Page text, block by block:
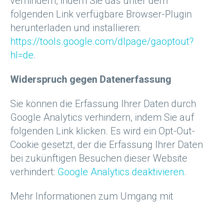
folgenden Link verfügbare Browser-Plugin
herunterladen und installieren:
https://tools.google.com/dlpage/gaoptout?
hl=de.
Widerspruch gegen Datenerfassung
Sie können die Erfassung Ihrer Daten durch
Google Analytics verhindern, indem Sie auf
folgenden Link klicken. Es wird ein Opt-Out-
Cookie gesetzt, der die Erfassung Ihrer Daten
bei zukünftigen Besuchen dieser Website
verhindert: Google Analytics deaktivieren.
Mehr Informationen zum Umgang mit